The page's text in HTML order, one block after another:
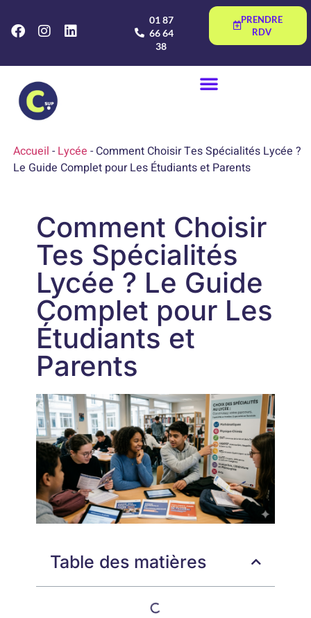
01 87
66 64
38
PRENDRE
RDV
Accueil - Lycée - Comment Choisir Tes Spécialités Lycée ?
Le Guide Complet pour Les Étudiants et Parents
Comment Choisir
Tes Spécialités
Lycée ? Le Guide
Complet pour Les
Étudiants et
Parents
Table des matières